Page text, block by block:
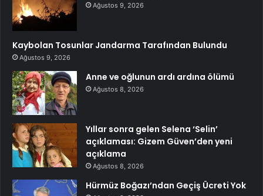
Ağustos 9, 2026
Kaybolan Tosunlar Jandarma Tarafından Bulundu
Ağustos 9, 2026
Anne ve oğlunun ardı ardına ölümü
Ağustos 8, 2026
Yıllar sonra gelen Selena ‘Selin’
açıklaması: Gizem Güven’den yeni
açıklama
Ağustos 8, 2026
Hürmüz Boğazı’ndan Geçiş Ücreti Yok